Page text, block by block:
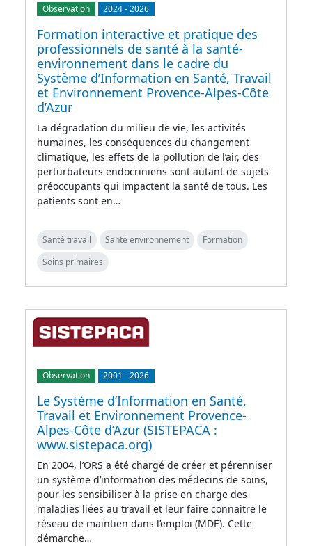
Observation 2024-2026
Formation interactive et pratique des
professionnels de santé à la santé-
environnement dans le cadre du
Système d’Information en Santé, Travail
et Environnement Provence-Alpes-Côte
d’Azur
La dégradation du milieu de vie, les activités
humaines, les conséquences du changement
climatique, les effets de la pollution de l’air, des
perturbateurs endocriniens sont autant de sujets
préoccupants qui impactent la santé de tous. Les
patients sont en…
Santé travail Santé environnement
Formation
Soins primaires
Observation 2001 -2026
Le Système d’Information en Santé,
Travail et Environnement Provence-
Alpes-Côte d’Azur (SISTEPACA :
www.sistepaca.org)
En 2004, l’ORS a été chargé de créer et pérenniser
un système d’information des médecins de soins,
pour les sensibiliser à la prise en charge des
maladies liées au travail et leur faire connaitre le
réseau de maintien dans l’emploi (MDE). Cette
démarche…